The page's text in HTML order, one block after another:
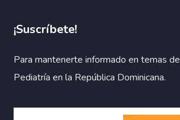
¡Suscríbete!
Para mantenerte informado en temas de
Pediatría en la República Dominicana.